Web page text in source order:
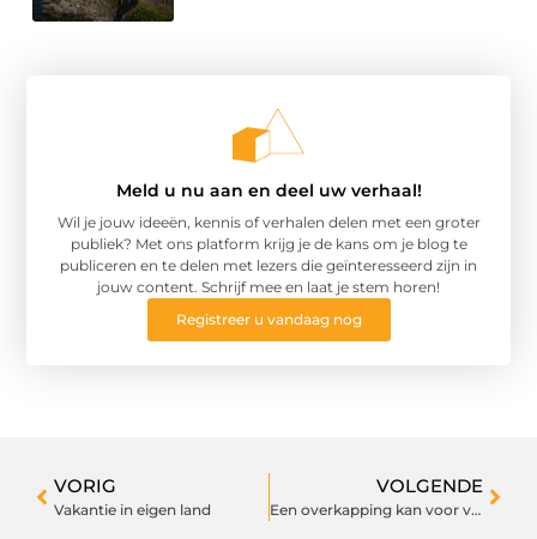
Meld u nu aan en deel uw verhaal!
Wil je jouw ideeën, kennis of verhalen delen met een groter
publiek? Met ons platform krijg je de kans om je blog te
publiceren en te delen met lezers die geïnteresseerd zijn in
jouw content. Schrijf mee en laat je stem horen!
Registreer u vandaag nog
VORIG
Vakantie in eigen land
VOLGENDE
Een overkapping kan voor veel zorgen bij je nieuwe huis